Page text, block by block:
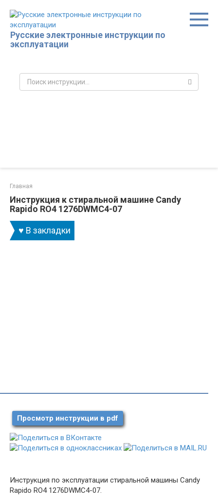
контенту
Русские электронные инструкции по
эксплуатации
Поиск:
Главная
Инструкция к стиральной машине Candy
Rapido RO4 1276DWMC4-07
♥ В закладки
Просмотр инструкции в pdf
Инструкция по эксплуатации стиральной машины Candy
Rapido RO4 1276DWMC4-07.